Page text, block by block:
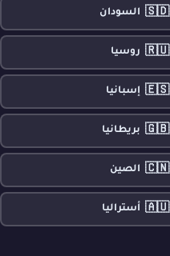
🇸🇩 السودان
🇷🇺 روسيا
🇪🇸 إسبانيا
🇬🇧 بريطانيا
🇨🇳 الصين
🇦🇺 أستراليا